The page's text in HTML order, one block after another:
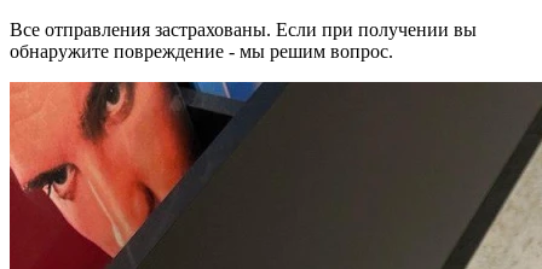
Все отправления застрахованы. Если при получении вы
обнаружите повреждение - мы решим вопрос.